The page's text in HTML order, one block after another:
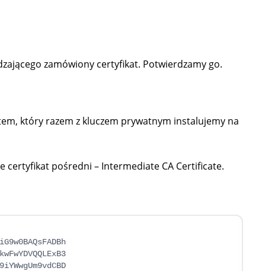
zamówiony certyfikat. Potwierdzamy go.
który razem z kluczem prywatnym instalujemy na
certyfikat pośredni – Intermediate CA Certificate.